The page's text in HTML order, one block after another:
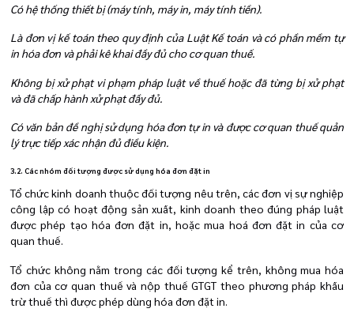
Có hệ thống thiết bị (máy tính, máy in, máy tính tiền).
Là đơn vị kế toán theo quy định của Luật Kế toán và có phần mềm tự
in hóa đơn và phải kê khai đầy đủ cho cơ quan thuế.
Không bị xử phạt vi phạm pháp luật về thuế hoặc đã từng bị xử phạt
và đã chấp hành xử phạt đầy đủ.
Có văn bản đề nghị sử dụng hóa đơn tự in và được cơ quan thuế quản
lý trực tiếp xác nhận đủ điều kiện.
3.2. Các nhóm đối tượng được sử dụng hóa đơn đặt in
Tổ chức kinh doanh thuộc đối tượng nêu trên, các đơn vị sự nghiệp
công lập có hoạt động sản xuất, kinh doanh theo đúng pháp luật
được phép tạo hóa đơn đặt in, hoặc mua hoá đơn đặt in của cơ
quan thuế.
Tổ chức không nằm trong các đối tượng kể trên, không mua hóa
đơn của cơ quan thuế và nộp thuế GTGT theo phương pháp khấu
trừ thuế thì được phép dùng hóa đơn đặt in.